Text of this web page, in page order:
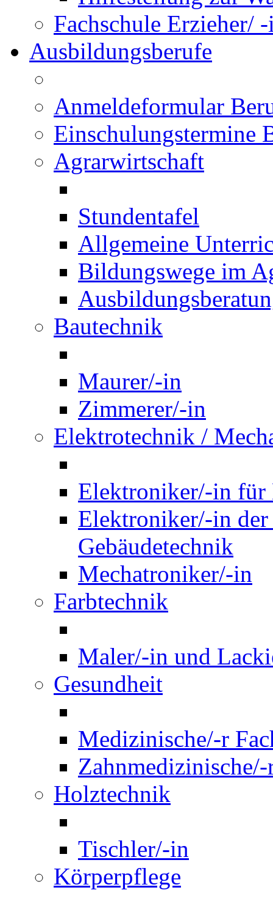
Fachschule Erzieher/
Ausbildungsberufe
Anmeldeformular
Einschulungstermine
Agrarwirtschaft
Stundentafel
Allgemeine
Bildungswege im
Bautechnik
Maurer/-in
Zimmerer/-in
Elektrotechnik /
Elektroniker/-in für
Elektroniker/-in
Gebäudetechnik
Mechatroniker/-in
Farbtechnik
Maler/-in und
Gesundheit
Medizinische/-r
Holztechnik
Tischler/-in
Körperpflege